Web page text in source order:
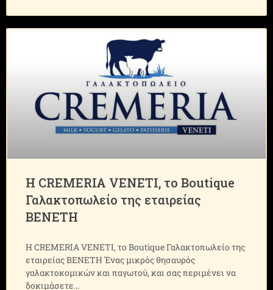
Η CREMERIA VENETI, το Boutique
Γαλακτοπωλείο της εταιρείας
ΒΕΝΕΤΗ
Η CREMERIA VENETI, το Boutique Γαλακτοπωλείο της
εταιρείας ΒΕΝΕΤΗ Ένας μικρός θησαυρός
γαλακτοκομικών και παγωτού, και σας περιμένει να
δοκιμάσετε